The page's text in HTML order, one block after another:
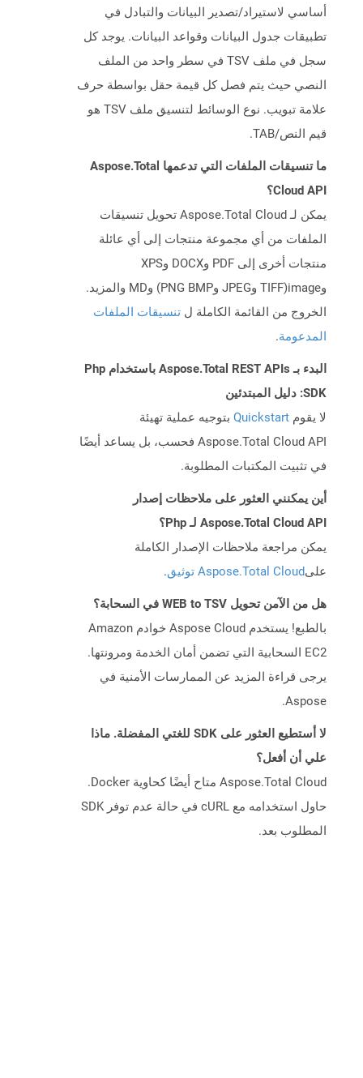
أساسي لاستيراد/تصدير البيانات والتبادل في
تطبيقات جدول البيانات وقواعد البيانات. يوجد كل
سجل في ملف TSV في سطر واحد من الملف
النصي حيث يتم فصل كل قيمة حقل بواسطة حرف
علامة تبويب. نوع الوسائط لتنسيق ملف TSV هو
قيم النص/TAB.
ما تنسيقات الملفات التي تدعمها Aspose.Total
Cloud API؟
يمكن لـ Aspose.Total Cloud تحويل تنسيقات
الملفات من أي مجموعة منتجات إلى أي عائلة
منتجات أخرى إلى PDF وDOCX وXPS
وimage(TIFF وJPEG وPNG BMP) وMD والمزيد.
الخروج من القائمة الكاملة ل تنسيقات الملفات
المدعومة.
البدء بـ Aspose.Total REST APIs باستخدام Php
SDK: دليل المبتدئين
لا يقوم Quickstart بتوجيه عملية تهيئة
Aspose.Total Cloud API فحسب، بل يساعد أيضًا
في تثبيت المكتبات المطلوبة.
أين يمكنني العثور على ملاحظات إصدار
Aspose.Total Cloud API لـ Php؟
يمكن مراجعة ملاحظات الإصدار الكاملة
علىAspose.Total Cloud توثيق .
هل من الآمن تحويل WEB to TSV في السحابة؟
بالطبع! يستخدم Aspose Cloud خوادم Amazon
EC2 السحابية التي تضمن أمان الخدمة ومرونتها.
يرجى قراءة المزيد عن الممارسات الأمنية في
Aspose.
لا أستطيع العثور على SDK للغتي المفضلة. ماذا
علي أن أفعل؟
Aspose.Total Cloud متاح أيضًا كحاوية Docker.
حاول استخدامه مع cURL في حالة عدم توفر SDK
المطلوب بعد.